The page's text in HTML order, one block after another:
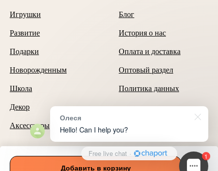
Добавить в корзину
Игрушки
Развитие
Подарки
Новорожденным
Школа
Декор
Аксессуары
Блог
История о нас
Оплата и доставка
Оптовый раздел
Политика данных
Способы оплаты 1
Олеся
Hello! Can I help you?
Free live chat ·